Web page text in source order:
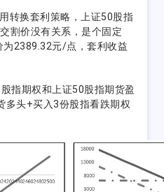
转换套利策略，上证50股指
割价没有关系，是个固定
2389.32元/点，套利收益
指期权和上证50股指期货盈
多头+买入3份股指看跌期权